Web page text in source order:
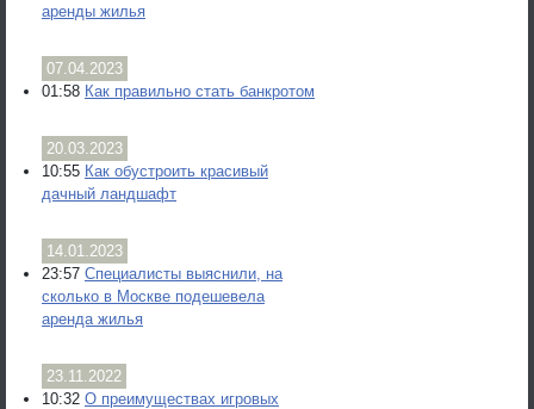
аренды жилья
07.04.2023
01:58 Как правильно стать банкротом
20.03.2023
10:55 Как обустроить красивый
дачный ландшафт
14.01.2023
23:57 Специалисты выяснили, на
сколько в Москве подешевела
аренда жилья
23.11.2022
10:32 О преимуществах игровых